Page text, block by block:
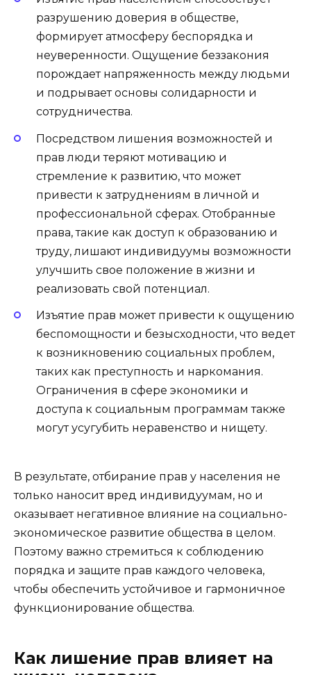
разрушению доверия в обществе,
формирует атмосферу беспорядка и
неуверенности. Ощущение беззакония
порождает напряженность между людьми
и подрывает основы солидарности и
сотрудничества.
Посредством лишения возможностей и
прав люди теряют мотивацию и
стремление к развитию, что может
привести к затруднениям в личной и
профессиональной сферах. Отобранные
права, такие как доступ к образованию и
труду, лишают индивидуумы возможности
улучшить свое положение в жизни и
реализовать свой потенциал.
Изъятие прав может привести к ощущению
беспомощности и безысходности, что ведет
к возникновению социальных проблем,
таких как преступность и наркомания.
Ограничения в сфере экономики и
доступа к социальным программам также
могут усугубить неравенство и нищету.
В результате, отбирание прав у населения не
только наносит вред индивидуумам, но и
оказывает негативное влияние на социально-
экономическое развитие общества в целом.
Поэтому важно стремиться к соблюдению
порядка и защите прав каждого человека,
чтобы обеспечить устойчивое и гармоничное
функционирование общества.
Как лишение прав влияет на